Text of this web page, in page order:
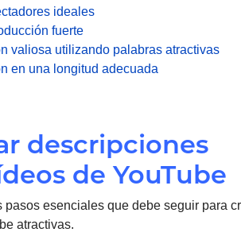
ideales
fuerte
valiosa utilizando palabras atractivas
en una longitud adecuada
descripciones
de YouTube
esenciales que debe seguir para
atractivas.